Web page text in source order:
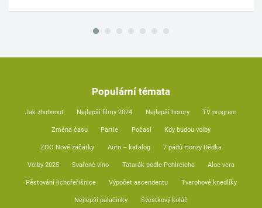
Populární témata
Jak zhubnout Nejlepší filmy 2024 Nejlepší horory TV program
Změna času Partie Počasí Kdy budou volby
ZOO Nové začátky Auto – katalog 7 pádů Honzy Dědka
Volby 2025 Svařené víno Tatarák podle Pohlreicha Aloe vera
Pěstování lichořeřišnice Výpočet ascendentu Tvarohové knedlíky
Nejlepší palačinky Švestkový koláč